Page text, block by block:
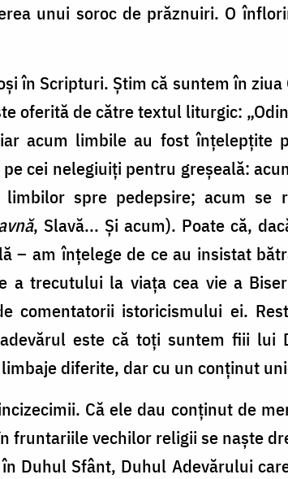
unui soroc de prăznuiri. O
în Scripturi. Știm că suntem în
oferită de către textul liturgic:
acum limbile au fost înțelepțite
cei nelegiuiți pentru greșeală:
spre pedepsire; acum se
, Slavă... Și acum). Poate că,
– am înțelege de ce au insistat
a trecutului la viața cea vie a
comentatorii istoricismului ei.
este că toți suntem fiii lui
diferite, dar cu un conținut
Că ele dau conținut de
fruntariile vechilor religii se naște
Duhul Sfânt, Duhul Adevărului